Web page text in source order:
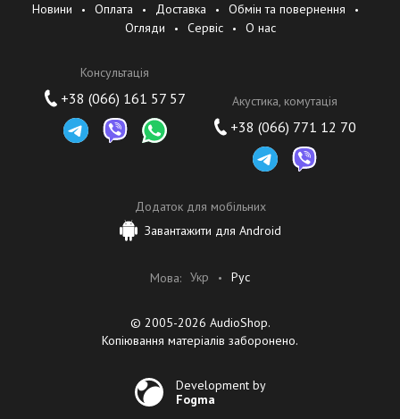
Наша миссия
надёжные, инновационные и экономически эффективные
продукты.
Наши ценности
- Честное отношение к другим
- Взаимовыгодное сотрудничество
Новини Оплата Доставка
Обмін та повернення
Огляди
Сервіс О нас
Консультація
+38 (066) 161 57 57 Акустика, комутація
+38 (066) 771 12 70
Додаток для мобільних
Завантажити для Android
Мова: Укр Рус
© 2005-2026 AudioShop.
Копіювання матеріалів заборонено.
Development by
Fogma